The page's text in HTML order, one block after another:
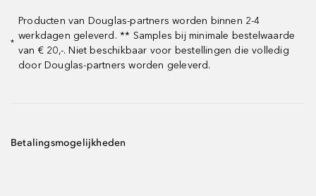
*
Producten van Douglas-partners worden binnen 2-4
werkdagen geleverd. ** Samples bij minimale bestelwaarde
van € 20,-. Niet beschikbaar voor bestellingen die volledig
door Douglas-partners worden geleverd.
Betalingsmogelijkheden